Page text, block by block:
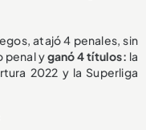
atajó 4 penales, sin
penal yganó 4 títulos: la
2022 y la Superliga